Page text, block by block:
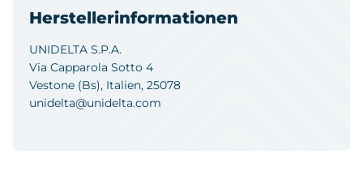
Herstellerinformationen
UNIDELTA S.P.A.
Via Capparola Sotto 4
Vestone (Bs), Italien, 25078
unidelta@unidelta.com